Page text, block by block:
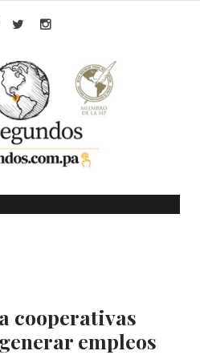
cooperativas
empleos